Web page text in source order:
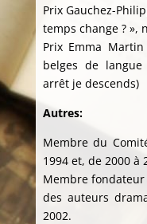
Prix Gauchez-
temps change ? »,
Prix Emma
belges de
arrêt je descends)
Autres:
Membre du
1994 et, de 2000 à
Membre fondateur
des auteurs
2002.